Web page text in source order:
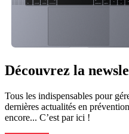
Découvrez la
Tous les indispensables pour
dernières actualités en
encore... C’est par ici !